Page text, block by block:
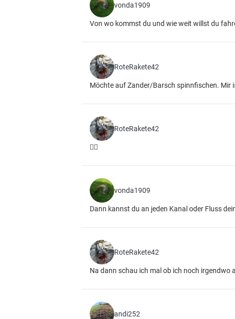
vonda1909
Von wo kommst du und wie weit willst du
RoteRakete42
Möchte auf Zander/Barsch spinnfischen. Mir
RoteRakete42
✌🏼
vonda1909
Dann kannst du an jeden Kanal oder Fluss
RoteRakete42
Na dann schau ich mal ob ich noch irgendwo
andi252